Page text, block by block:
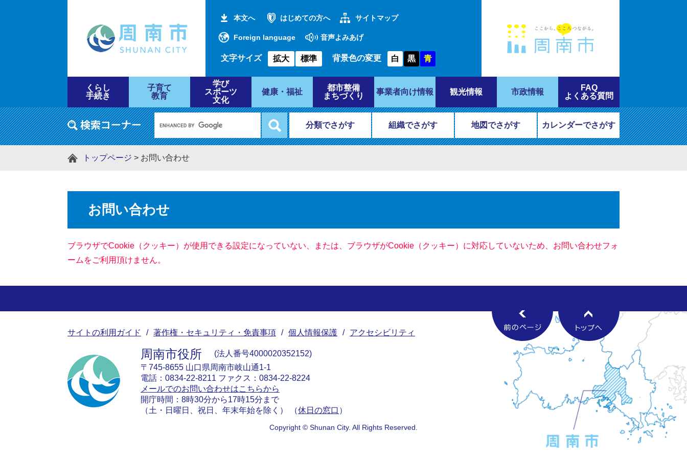
本文へ はじめての方へ サイトマップ
Foreign language 音声よみあげ
文字サイズ 拡大 標準 背景色の変更 白 黒 青
くらし
手続き
子育て
教育
学び
スポーツ
文化
健康・福祉
都市整備
まちづくり
事業者向け情報 観光情報 市政情報
FAQ
よくある質問
分類でさがす 組織でさがす 地図でさがす カレンダーでさがす
トップページ > お問い合わせ
お問い合わせ
ブラウザでCookie（クッキー）が使用できる設定になっていない、または、ブラウザがCookie（クッキー）に対応していないため、お問い合わせフォ
ームをご利用頂けません。
サイトの利用ガイド 著作権・セキュリティ・免責事項 個人情報保護 アクセシビリティ
周南市役所
法人番号4000020352152
〒745-8655 山口県周南市岐山通1-1
電話：0834-22-8211 ファクス：0834-22-8224
メールでのお問い合わせはこちらから
開庁時間：8時30分から17時15分まで
（土・日曜日、祝日、年末年始を除く） （休日の窓口 ）
Copyright © Shunan City. All Rights Reserved.